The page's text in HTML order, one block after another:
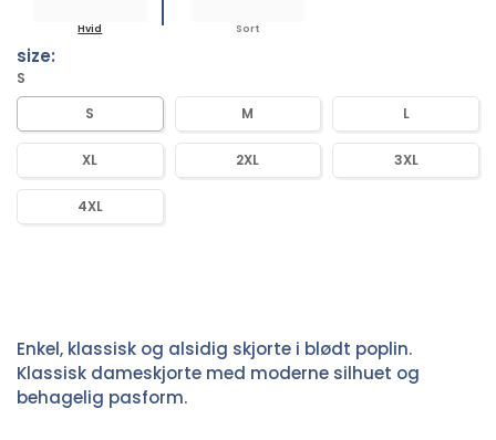
Hvid Sort
size:
S
S
M L
XL 2XL 3XL
4XL
Enkel, klassisk og alsidig skjorte i blødt poplin.
Klassisk dameskjorte med moderne silhuet og
behagelig pasform.